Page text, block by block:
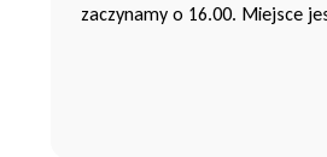
zaczynamy o 16.00. Miejsce